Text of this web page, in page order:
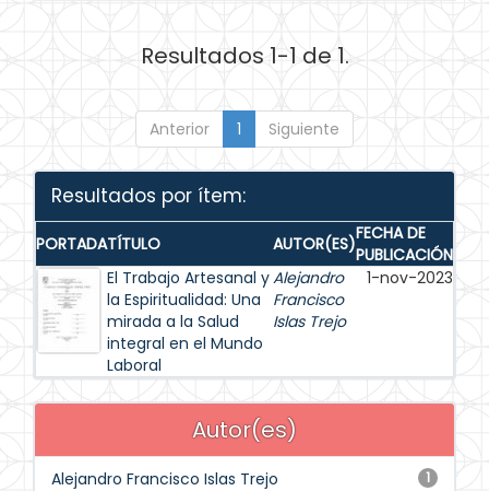
Resultados 1-1 de 1.
Anterior 1 Siguiente
Resultados por ítem:
PORTADATÍTULO AUTOR(ES)FECHA DE
PUBLICACIÓN
El Trabajo Artesanal y
la Espiritualidad: Una
mirada a la Salud
integral en el Mundo
Laboral
Alejandro
Francisco
Islas Trejo
1-nov-2023
Autor(es)
1
Alejandro Francisco Islas Trejo